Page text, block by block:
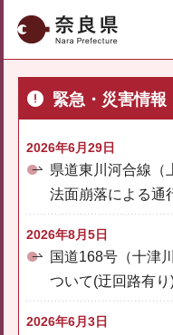
奈良県
緊急・災害情報
2026年6月29日
県道東川河合線（
法面崩落による通
2026年8月5日
国道168号（十津
ついて(迂回路有り
2026年6月3日